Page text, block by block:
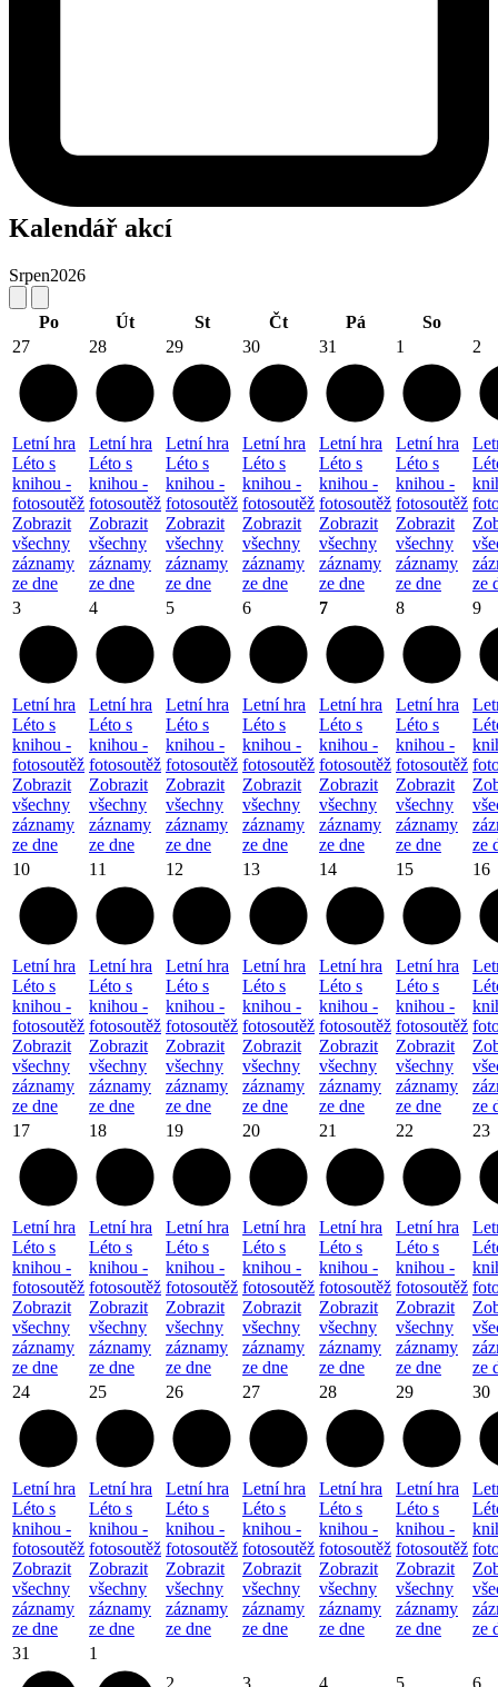
Kalendář akcí
Srpen2026
Po Út St Čt Pá
So
27
Letní hra
Léto s
knihou -
fotosoutěž
Zobrazit
všechny
záznamy
ze dne
28
Letní hra
Léto s
knihou -
fotosoutěž
Zobrazit
všechny
záznamy
ze dne
29
Letní hra
Léto s
knihou -
fotosoutěž
Zobrazit
všechny
záznamy
ze dne
30
Letní hra
Léto s
knihou -
fotosoutěž
Zobrazit
všechny
záznamy
ze dne
31
Letní hra
Léto s
knihou -
fotosoutěž
Zobrazit
všechny
záznamy
ze dne
1
Letní hra
Léto s
knihou -
fotosoutěž
Zobrazit
všechny
záznamy
ze dne
2
ze
3
Letní hra
Léto s
knihou -
fotosoutěž
Zobrazit
všechny
záznamy
ze dne
4
Letní hra
Léto s
knihou -
fotosoutěž
Zobrazit
všechny
záznamy
ze dne
5
Letní hra
Léto s
knihou -
fotosoutěž
Zobrazit
všechny
záznamy
ze dne
6
Letní hra
Léto s
knihou -
fotosoutěž
Zobrazit
všechny
záznamy
ze dne
7
Letní hra
Léto s
knihou -
fotosoutěž
Zobrazit
všechny
záznamy
ze dne
8
Letní hra
Léto s
knihou -
fotosoutěž
Zobrazit
všechny
záznamy
ze dne
9
ze
10
Letní hra
Léto s
knihou -
fotosoutěž
Zobrazit
všechny
záznamy
ze dne
11
Letní hra
Léto s
knihou -
fotosoutěž
Zobrazit
všechny
záznamy
ze dne
12
Letní hra
Léto s
knihou -
fotosoutěž
Zobrazit
všechny
záznamy
ze dne
13
Letní hra
Léto s
knihou -
fotosoutěž
Zobrazit
všechny
záznamy
ze dne
14
Letní hra
Léto s
knihou -
fotosoutěž
Zobrazit
všechny
záznamy
ze dne
15
Letní hra
Léto s
knihou -
fotosoutěž
Zobrazit
všechny
záznamy
ze dne
16
ze
17
Letní hra
Léto s
knihou -
fotosoutěž
Zobrazit
všechny
záznamy
ze dne
18
Letní hra
Léto s
knihou -
fotosoutěž
Zobrazit
všechny
záznamy
ze dne
19
Letní hra
Léto s
knihou -
fotosoutěž
Zobrazit
všechny
záznamy
ze dne
20
Letní hra
Léto s
knihou -
fotosoutěž
Zobrazit
všechny
záznamy
ze dne
21
Letní hra
Léto s
knihou -
fotosoutěž
Zobrazit
všechny
záznamy
ze dne
22
Letní hra
Léto s
knihou -
fotosoutěž
Zobrazit
všechny
záznamy
ze dne
23
ze
24
Letní hra
Léto s
knihou -
fotosoutěž
Zobrazit
všechny
záznamy
ze dne
25
Letní hra
Léto s
knihou -
fotosoutěž
Zobrazit
všechny
záznamy
ze dne
26
Letní hra
Léto s
knihou -
fotosoutěž
Zobrazit
všechny
záznamy
ze dne
27
Letní hra
Léto s
knihou -
fotosoutěž
Zobrazit
všechny
záznamy
ze dne
28
Letní hra
Léto s
knihou -
fotosoutěž
Zobrazit
všechny
záznamy
ze dne
29
Letní hra
Léto s
knihou -
fotosoutěž
Zobrazit
všechny
záznamy
ze dne
30
ze
31
1
2 3 4 5 6